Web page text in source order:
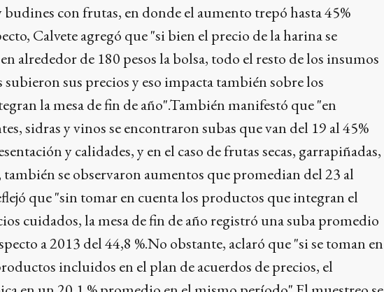
con frutas, en donde el aumento trepó hasta 45%
Calvete agregó que "si bien el precio de la harina se
alrededor de 180 pesos la bolsa, todo el resto de los insumos
sus precios y eso impacta también sobre los
la mesa de fin de año".También manifestó que "en
sidras y vinos se encontraron subas que van del 19 al 45%
y calidades, y en el caso de frutas secas, garrapiñadas,
se observaron aumentos que promedian del 23 al
que "sin tomar en cuenta los productos que integran el
cuidados, la mesa de fin de año registró una suba promedio
a 2013 del 44,8 %.No obstante, aclaró que "si se toman en
incluidos en el plan de acuerdos de precios, el